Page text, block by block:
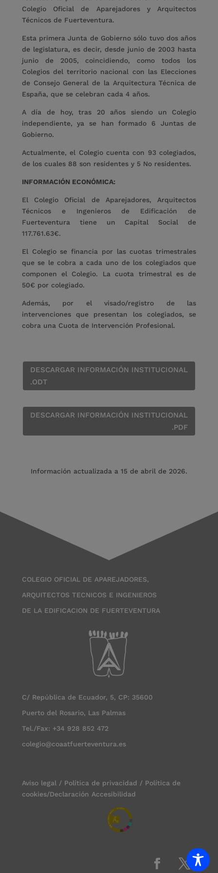
Colegio Oficial de Aparejadores y Arquitectos
Técnicos de Fuerteventura.
Esta primera Junta de Gobierno sólo tuvo dos años
de legislatura, es decir, desde junio de 2003 hasta
junio de 2005, coincidiendo, como todos los
Colegios del territorio nacional con las Elecciones
de Consejo General de la Arquitectura Técnica de
España, que se celebran cada 4 años.
A día de hoy, tras 20 años siendo un Colegio
independiente, ya se han formado 6 Juntas de
Gobierno.
Actualmente, el Colegio cuenta con 93 colegiados,
de los cuales 88 son residentes y 5 No residentes.
INFORMACIÓN ECONÓMICA:
El Colegio Oficial de Aparejadores, Arquitectos
Técnicos e Ingenieros de Edificación de
Fuerteventura tiene un Capital Social de
117.761.63€.
El Colegio se financia por las cuotas trimestrales
que se le cobra a cada uno de los colegiados que
componen el Colegio. La cuota trimestral es de
50€ por colegiado.
Además, por el visado/registro de las
intervenciones que presentan los colegiados, se
cobra una Cuota de Intervención Profesional.
DESCARGAR INFORMACIÓN INSTITUCIONAL
.ODT
DESCARGAR INFORMACIÓN INSTITUCIONAL
.PDF
Información actualizada a 15 de abril de 2026.
COLEGIO OFICIAL DE APAREJADORES,
ARQUITECTOS TECNICOS E INGENIEROS
DE LA EDIFICACION DE FUERTEVENTURA
C/ República de Ecuador, 5, CP: 35600
Puerto del Rosario, Las Palmas
Tel./Fax: +34 928 852 472
colegio@coaatfuerteventura.es
Aviso legal / Política de privacidad / Política de
cookies/Declaración Accesibilidad